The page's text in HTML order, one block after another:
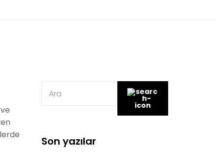
Son yazılar